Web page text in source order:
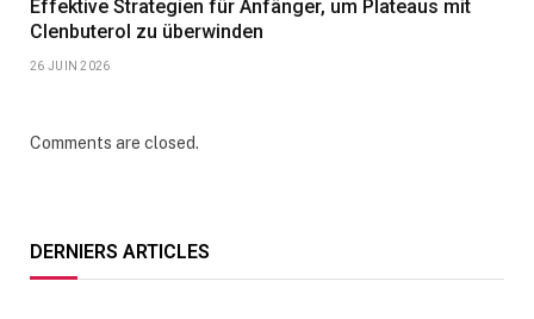
Effektive Strategien für Anfänger, um Plateaus mit
Clenbuterol zu überwinden
26 JUIN 2026
Comments are closed.
DERNIERS ARTICLES